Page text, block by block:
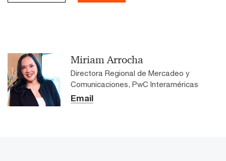
Miriam Arrocha
Directora Regional de Mercadeo y
Comunicaciones, PwC Interaméricas
Email